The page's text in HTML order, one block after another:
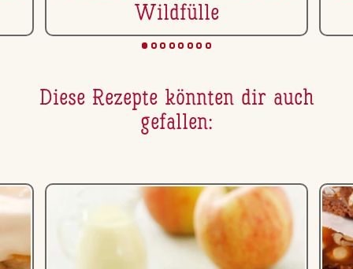
Wildfülle
Diese Rezepte könnten dir auch
gefallen: